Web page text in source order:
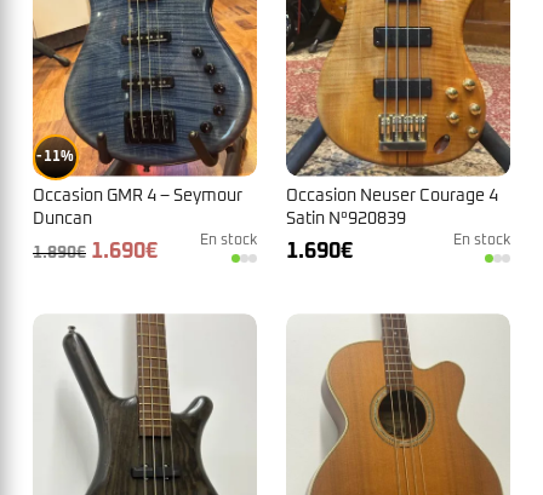
11%
Occasion GMR 4 – Seymour
Duncan
1.890€ Le
1.890€.
1.690€Le
1.690€.
En stock
Occasion Neuser Courage 4
Satin N°920839
1.690€ En stock